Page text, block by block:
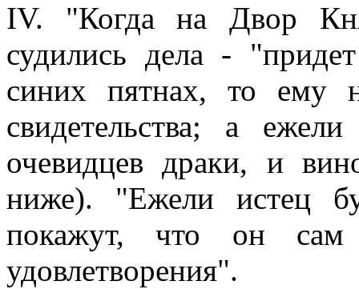
IV. "Когда на Двор
судились дела -
синих пятнах, то ему
свидетельства; а
очевидцев драки, и
ниже). "Ежели истец
покажут, что он
удовлетворения".